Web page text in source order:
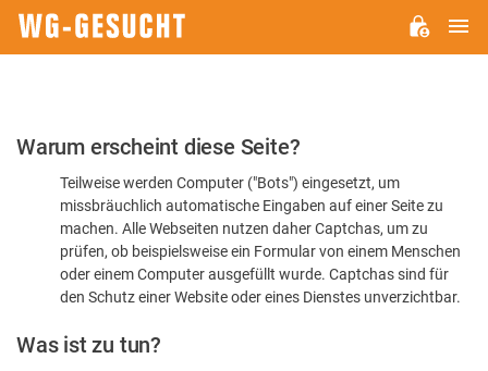
Bitte
dass
sind
Warum erscheint diese Seite?
Teilweise werden Computer ("Bots") eingesetzt, um
missbräuchlich automatische Eingaben auf einer Seite zu
machen. Alle Webseiten nutzen daher Captchas, um zu
prüfen, ob beispielsweise ein Formular von einem Menschen
oder einem Computer ausgefüllt wurde. Captchas sind für
den Schutz einer Website oder eines Dienstes unverzichtbar.
Was ist zu tun?